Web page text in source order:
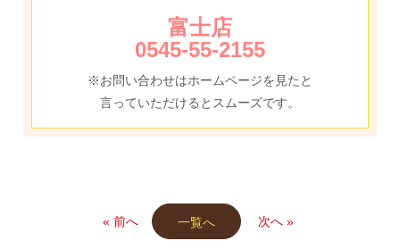
富士店
0545-55-2155
※お問い合わせはホームページを見たと
言っていただけるとスムーズです。
« 前へ 一覧へ 次へ »